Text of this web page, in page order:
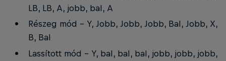
LB, LB, A, jobb, bal, A
Részeg mód - Y, Jobb, Jobb, Jobb, Bal, Jobb, X,
B, Bal
Lassított mód - Y, bal, bal, bal, jobb, jobb, jobb,